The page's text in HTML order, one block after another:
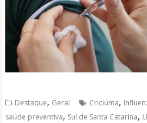
Destaque, Geral Criciúma,
saúde preventiva, Sul de Santa Catarina,